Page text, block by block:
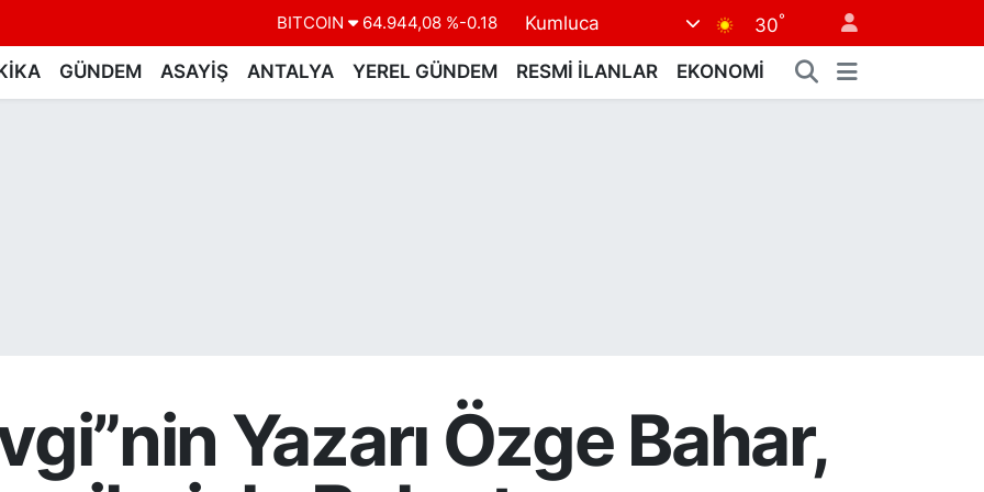
BITCOIN 64.944,08 %-0.18
DOLAR
47,7436 %0.18
EURO
55,2510 %0.32
Kumluca 30°
GÜNDEM ASAYİŞ ANTALYA YEREL GÜNDEM RESMİ İLANLAR EKONOMİ
Yazarı Özge Bahar,